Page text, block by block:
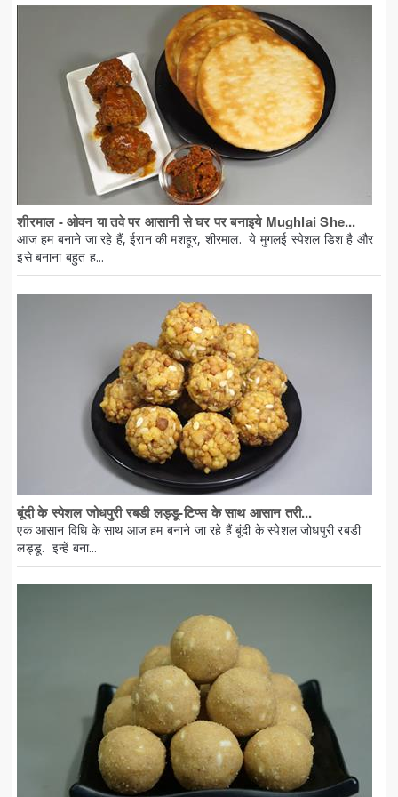
शीरमाल - ओवन या तवे पर आसानी से घर पर बनाइये Mughlai She...
आज हम बनाने जा रहे हैं, ईरान की मशहूर, शीरमाल. ये मुगलई स्पेशल डिश है और
इसे बनाना बहुत ह...
बूंदी के स्पेशल जोधपुरी रबडी लड्डू-टिप्स के साथ आसान तरी...
एक आसान विधि के साथ आज हम बनाने जा रहे हैं बूंदी के स्पेशल जोधपुरी रबडी
लड्डू. इन्हें बना...